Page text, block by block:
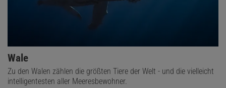
Wale
Zu den Walen zählen die größten Tiere der Welt - und die vielleicht
intelligentesten aller Meeresbewohner.